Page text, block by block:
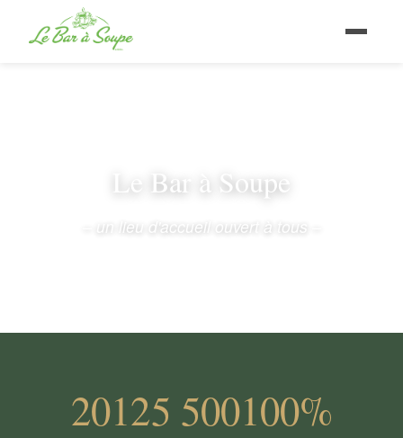
Le Bar à Soupe
– un lieu d'accueil ouvert à tous –
20125 500100%